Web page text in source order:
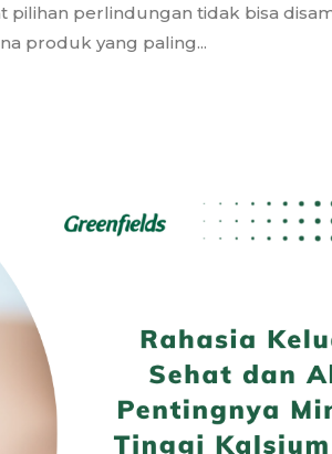
perlindungan tidak bisa
produk yang paling...